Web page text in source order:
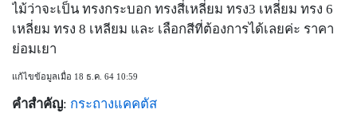
ไม้ว่าจะเป็น ทรงกระบอก ทรงสี่เหลี่ยม ทรง3 เหลี่ยม ทรง 6
เหลี่ยม ทรง 8 เหลียม และ เลือกสีที่ต้องการได้เลยค่ะ ราคา
ย่อมเยา
แก้ไขข้อมูลเมื่อ 18 ธ.ค. 64 10:59
คำสำคัญ: กระถางแคคตัส